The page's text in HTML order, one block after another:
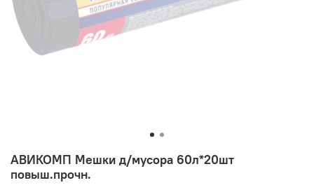
АВИКОМП Мешки д/мусора 60л*20шт
повыш.прочн.